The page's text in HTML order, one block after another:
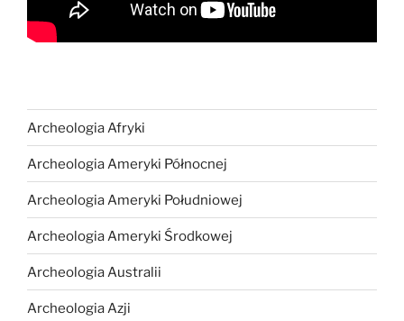
Archeologia Afryki
Archeologia Ameryki Północnej
Archeologia Ameryki Południowej
Archeologia Ameryki Środkowej
Archeologia Australii
Archeologia Azji